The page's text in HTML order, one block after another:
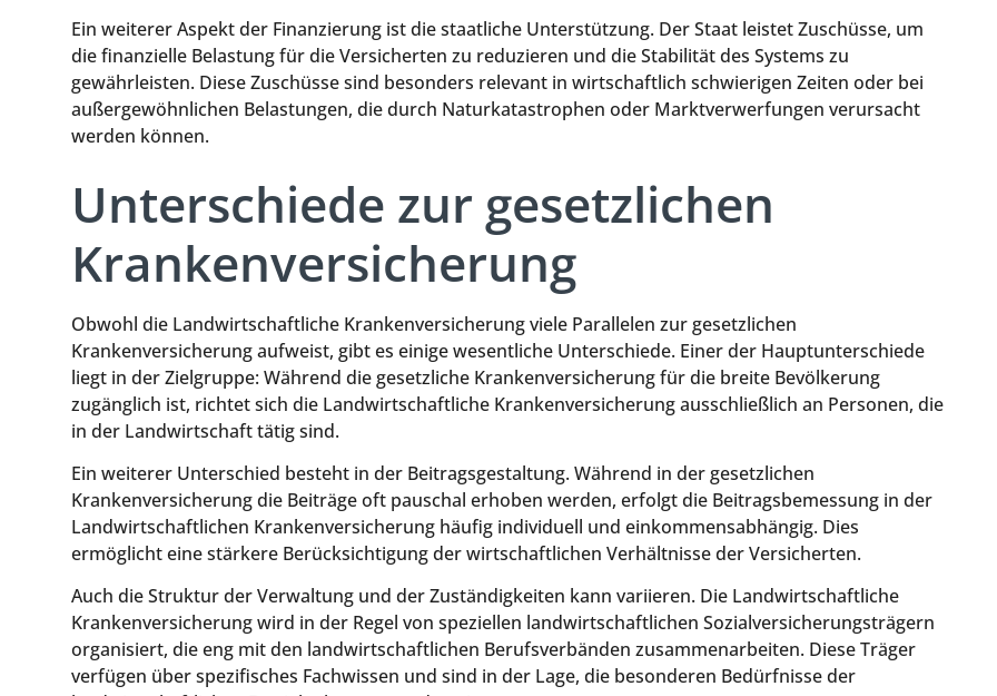
Ein weiterer Aspekt der Finanzierung ist die staatliche Unterstützung. Der Staat leistet Zuschüsse, um
die finanzielle Belastung für die Versicherten zu reduzieren und die Stabilität des Systems zu
gewährleisten. Diese Zuschüsse sind besonders relevant in wirtschaftlich schwierigen Zeiten oder bei
außergewöhnlichen Belastungen, die durch Naturkatastrophen oder Marktverwerfungen verursacht
werden können.
Unterschiede zur gesetzlichen
Krankenversicherung
Obwohl die Landwirtschaftliche Krankenversicherung viele Parallelen zur gesetzlichen
Krankenversicherung aufweist, gibt es einige wesentliche Unterschiede. Einer der Hauptunterschiede
liegt in der Zielgruppe: Während die gesetzliche Krankenversicherung für die breite Bevölkerung
zugänglich ist, richtet sich die Landwirtschaftliche Krankenversicherung ausschließlich an Personen, die
in der Landwirtschaft tätig sind.
Ein weiterer Unterschied besteht in der Beitragsgestaltung. Während in der gesetzlichen
Krankenversicherung die Beiträge oft pauschal erhoben werden, erfolgt die Beitragsbemessung in der
Landwirtschaftlichen Krankenversicherung häufig individuell und einkommensabhängig. Dies
ermöglicht eine stärkere Berücksichtigung der wirtschaftlichen Verhältnisse der Versicherten.
Auch die Struktur der Verwaltung und der Zuständigkeiten kann variieren. Die Landwirtschaftliche
Krankenversicherung wird in der Regel von speziellen landwirtschaftlichen Sozialversicherungsträgern
organisiert, die eng mit den landwirtschaftlichen Berufsverbänden zusammenarbeiten. Diese Träger
verfügen über spezifisches Fachwissen und sind in der Lage, die besonderen Bedürfnisse der